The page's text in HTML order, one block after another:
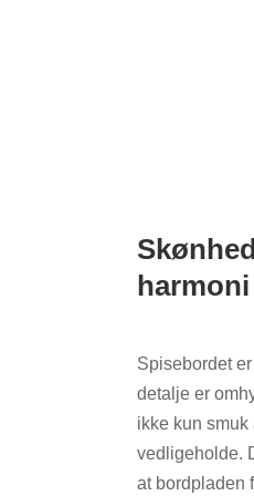
harmoni
Spisebordet
detalje er
ikke kun smuk
vedligeholde.
at bordpladen